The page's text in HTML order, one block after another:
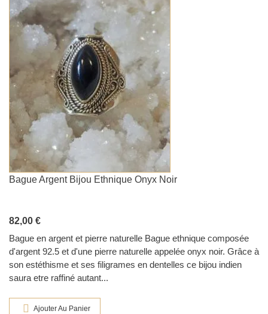
Bague Argent Bijou Ethnique Onyx Noir
82,00 €
Bague en argent et pierre naturelle Bague ethnique composée
d'argent 92.5 et d'une pierre naturelle appelée onyx noir. Grâce à
son estéthisme et ses filigrames en dentelles ce bijou indien
saura etre raffiné autant...
Ajouter Au Panier